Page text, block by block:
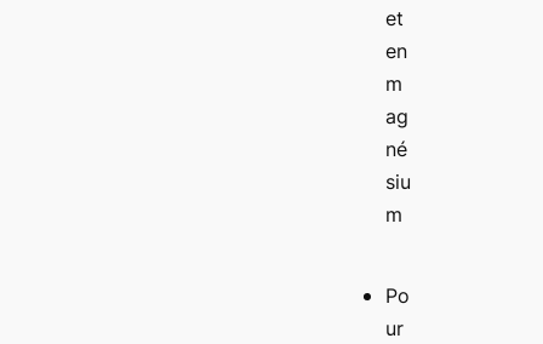
et
en
m
ag
né
siu
m
Po
ur